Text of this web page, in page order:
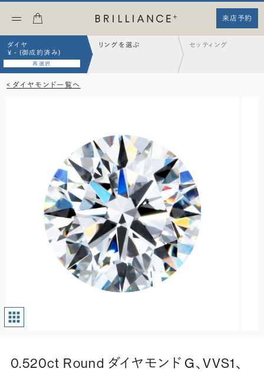
来店予約
ダイヤ
¥ - (御成約済み)
再選択
リングを選ぶ セッティング
< ダイヤモンド一覧へ
0.520ct Round ダイヤモンド G、VVS1、